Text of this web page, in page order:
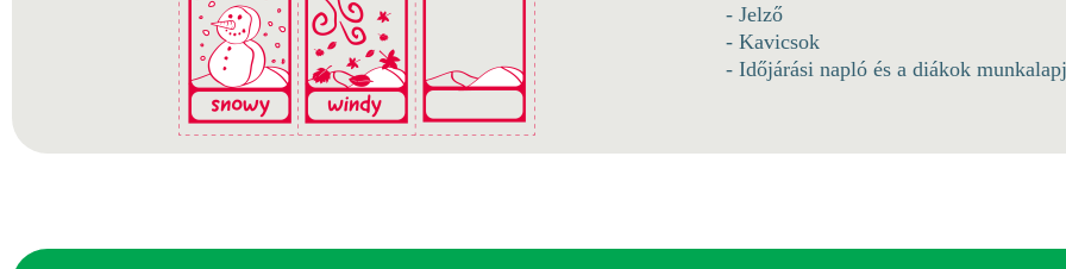
- Jelző
- Kavicsok
- Időjárási napló és a diákok